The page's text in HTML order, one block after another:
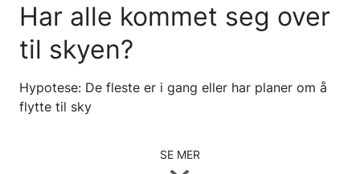
Har alle kommet seg over
til skyen?
Hypotese: De fleste er i gang eller har planer om å
flytte til sky
SE MER